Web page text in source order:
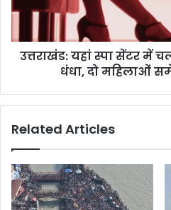
रहा
जिस्मफरोशी
तीन
उत्तराखंड: यहां स्पा सेंटर में
धंधा, दो महिलाओं
Related Articles